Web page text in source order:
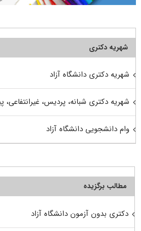
شهریه دکتری
شهریه دکتری دانشگاه آزاد
شهریه دکتری شبانه، پردیس، غیرانتفاعی،
وام دانشجویی دانشگاه آزاد
مطالب برگزیده
دکتری بدون آزمون دانشگاه آزاد